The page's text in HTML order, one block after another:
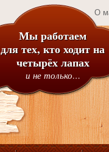
О
Мы работаем
для тех, кто ходит на
четырёх лапах
и не только…